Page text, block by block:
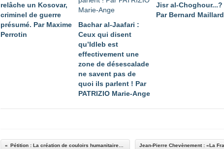
relâche un Kosovar,
criminel de guerre
présumé. Par Maxime
Perrotin
Bachar al-Jaafari :
Ceux qui disent
qu’Idleb est
effectivement une
zone de désescalade
ne savent pas de
quoi ils parlent ! Par
PATRIZIO Marie-Ange
Jisr al-Choghour...?
Par Bernard Maillard